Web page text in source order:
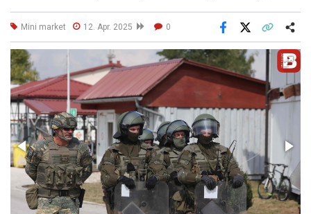
Mini market 12. Apr. 2025 0
Facebook